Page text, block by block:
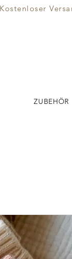
ZUBEHÖR
Kostenloser